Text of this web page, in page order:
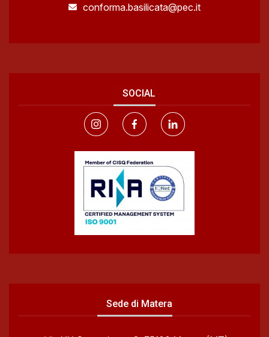
conforma.basilicata@pec.it
SOCIAL
Sede di Matera